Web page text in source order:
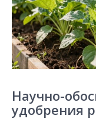
Научно-
удобрения